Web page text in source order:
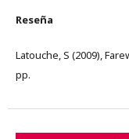
Reseña
Latouche, S (2009),
pp.